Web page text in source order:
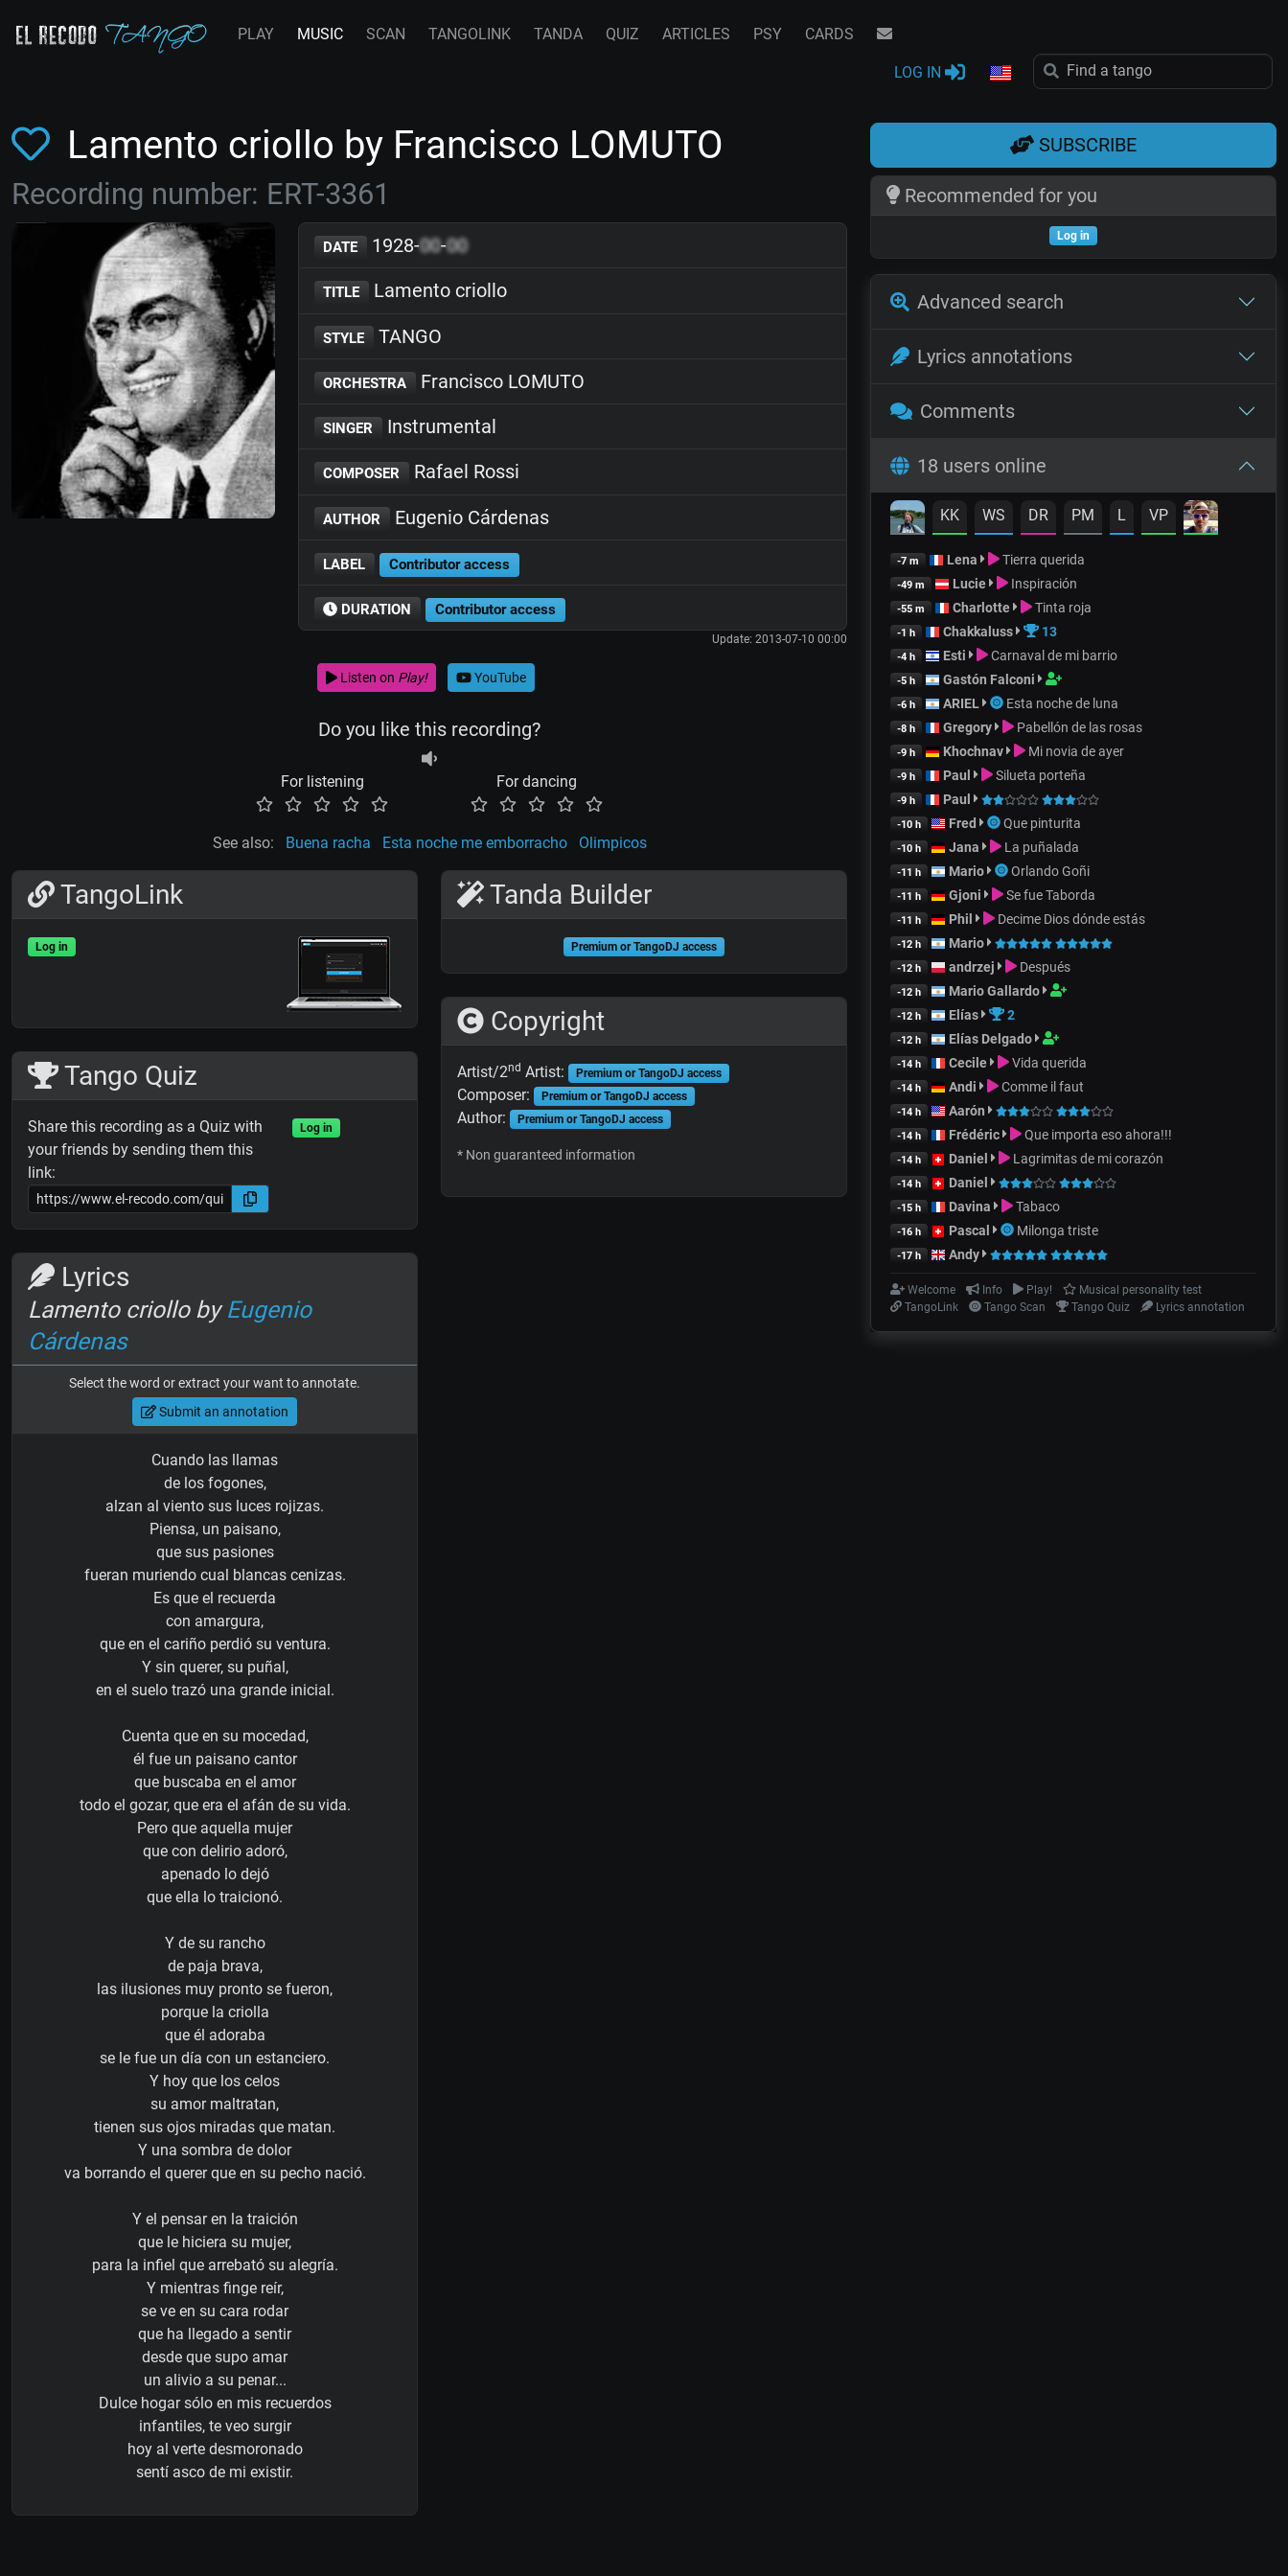
PLAY MUSIC SCAN TANGOLINK TANDA QUIZ ARTICLES PSY CARDS
LOG IN
Lamento criollo by Francisco LOMUTO
Recording number: ERT-3361
DATE 1928-00-00
TITLE Lamento criollo
STYLE TANGO
ORCHESTRA Francisco LOMUTO
SINGER Instrumental
COMPOSER Rafael Rossi
AUTHOR Eugenio Cárdenas
LABEL Contributor access
DURATION Contributor access
Update: 2013-07-10 00:00
Listen on Play! YouTube
Do you like this recording?
For listening For dancing
See also: Buena racha Esta noche me emborracho Olimpicos
TangoLink
Log in
Tango Quiz
Share this recording as a Quiz with
your friends by sending them this
link:
Log in
Lyrics
Lamento criollo byEugenio
Cárdenas
Select the word or extract your want to annotate.
Submit an annotation
Cuando las llamas
de los fogones,
alzan al viento sus luces rojizas.
Piensa, un paisano,
que sus pasiones
fueran muriendo cual blancas cenizas.
Es que el recuerda
con amargura,
que en el cariño perdió su ventura.
Y sin querer, su puñal,
en el suelo trazó una grande inicial.
Cuenta que en su mocedad,
él fue un paisano cantor
que buscaba en el amor
todo el gozar, que era el afán de su vida.
Pero que aquella mujer
que con delirio adoró,
apenado lo dejó
que ella lo traicionó.
Y de su rancho
de paja brava,
las ilusiones muy pronto se fueron,
porque la criolla
que él adoraba
se le fue un día con un estanciero.
Y hoy que los celos
su amor maltratan,
tienen sus ojos miradas que matan.
Y una sombra de dolor
va borrando el querer que en su pecho nació.
Y el pensar en la traición
que le hiciera su mujer,
para la infiel que arrebató su alegría.
Y mientras finge reír,
se ve en su cara rodar
que ha llegado a sentir
desde que supo amar
un alivio a su penar...
Dulce hogar sólo en mis recuerdos
infantiles, te veo surgir
hoy al verte desmoronado
sentí asco de mi existir.
Tanda Builder
Premium or TangoDJ access
Copyright
Artist/2nd Artist: Premium or TangoDJ access
Composer: Premium or TangoDJ access
Author: Premium or TangoDJ access
* Non guaranteed information
SUBSCRIBE
Recommended for you
Log in
Advanced search
Lyrics annotations
Comments
18 users online
KK WS DR PM L VP
-7 m Lena Tierra querida
-49 m Lucie Inspiración
-55 m Charlotte Tinta roja
-1 h Chakkaluss 13
-4 h Esti Carnaval de mi barrio
-5 h Gastón Falconi
-6 h ARIEL Esta noche de luna
-8 h Gregory Pabellón de las rosas
-9 h Khochnav Mi novia de ayer
-9 h Paul Silueta porteña
-9 h Paul
-10 h Fred Que pinturita
-10 h Jana La puñalada
-11 h Mario Orlando Goñi
-11 h Gjoni Se fue Taborda
-11 h Phil Decime Dios dónde estás
-12 h Mario
-12 h andrzej Después
-12 h Mario Gallardo
-12 h Elías 2
-12 h Elías Delgado
-14 h Cecile Vida querida
-14 h Andi Comme il faut
-14 h Aarón
-14 h Frédéric Que importa eso ahora!!!
-14 h Daniel Lagrimitas de mi corazón
-14 h Daniel
-15 h Davina Tabaco
-16 h Pascal Milonga triste
-17 h Andy
Welcome Info Play!
Musical personality test
TangoLink
Tango Scan Tango Quiz Lyrics annotation